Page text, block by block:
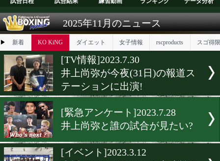
試合日程 試合結果 練習動画 ランキング
2025年11月のニュース
▶ 新着 KO KiNG ダイエット
[TV情報]2023.7.30
井上尚弥が今夜(31日)の報